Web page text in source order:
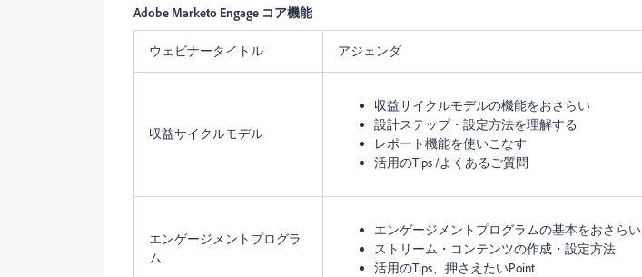
Adobe Marketo Engage コア機能
ウェビナータイトル アジェンダ
収益サイクルモデル
収益サイクルモデルの機能をおさらい
設計ステップ・設定方法を理解する
レポート機能を使いこなす
活用のTips /よくあるご質問
エンゲージメントプログラ
ム
エンゲージメントプログラムの基本をおさらい
ストリーム・コンテンツの作成・設定方法
活用のTips、押さえたいPoint